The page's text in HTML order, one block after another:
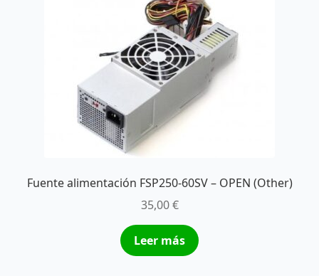
Fuente alimentación FSP250-60SV – OPEN (Other)
35,00€
Leer más